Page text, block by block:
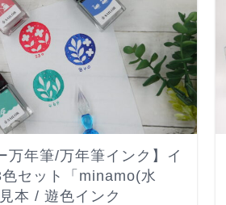
万年筆/万年筆インク】イ
セット「minamo(水
本 / 遊色インク